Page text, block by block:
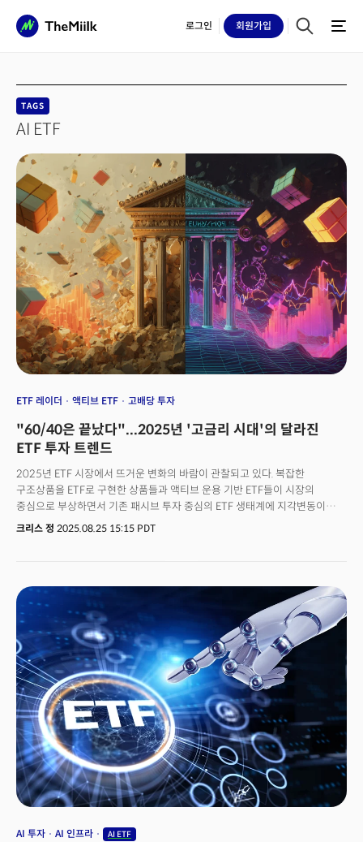
로그인 회원가입
TAGS
AI ETF
ETF 레이더 액티브 ETF 고배당 투자
"60/40은 끝났다"...2025년 '고금리 시대'의 달라진
ETF 투자 트렌드
2025년 ETF 시장에서 뜨거운 변화의 바람이 관찰되고 있다. 복잡한
구조상품을 ETF로 구현한 상품들과 액티브 운용 기반 ETF들이 시장의
중심으로 부상하면서 기존 패시브 투자 중심의 ETF 생태계에 지각변동이
일어나고 있는 것이다.칼라모스 자동조기상환 인컴 ETF(CAIE)는 출시 2개월
상징이었던 뱅가드가 액티브 주식 선별 ETF 출시를 예고한 것은 업계 전반의
방향이 패시브에서 액티브로 전환되고 있음을 시사하는 신호로 평가된다.
이러한 변화의 배경에는 거시경제적 구조 변화가 자리하고 있다. 미국
기준금리가 5% 수준에서 장기 고착될 가능성이 높아지면서 전통적인
안전자산으로는 실질 수익률 확보가 어려워졌기 때문이다. 동시에 주식시장은
빅테크 7개 기업 중심의 극도로 편중된 구조를 보이고 있어 투자자들은
새로운 수익원과 정교한 리스크 관리 방법을 모색해야 하는 상황에 직면했다.
크리스 정 2025.08.25 15:15 PDT
AI 투자 AI 인프라 AI ETF